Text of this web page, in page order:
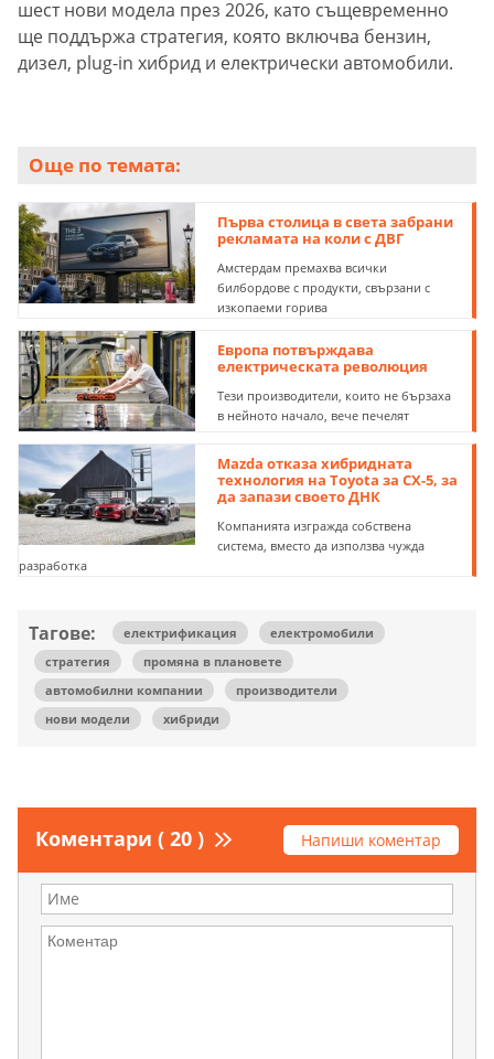
шест нови модела през 2026, като същевременно
ще поддържа стратегия, която включва бензин,
дизел, plug-in хибрид и електрически автомобили.
Още по темата:
Първа столица в света забрани
рекламата на коли с ДВГ
Амстердам премахва всички
билбордове с продукти, свързани с
изкопаеми горива
Европа потвърждава
електрическата революция
Тези производители, които не бързаха
в нейното начало, вече печелят
Mazda отказа хибридната
технология на Toyota за CX-5, за
да запази своето ДНК
Компанията изгражда собствена
система, вместо да използва чужда
разработка
Тагове: електрификация
електромобили
стратегия
промяна в плановете
автомобилни компании
производители
нови модели
хибриди
Коментари ( 20 ) Напиши коментар